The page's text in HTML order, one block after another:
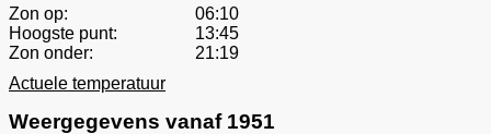
Zon op:
06:10
Hoogste punt:
13:45
Zon onder:
21:19
Actuele temperatuur
Weergegevens vanaf 1951